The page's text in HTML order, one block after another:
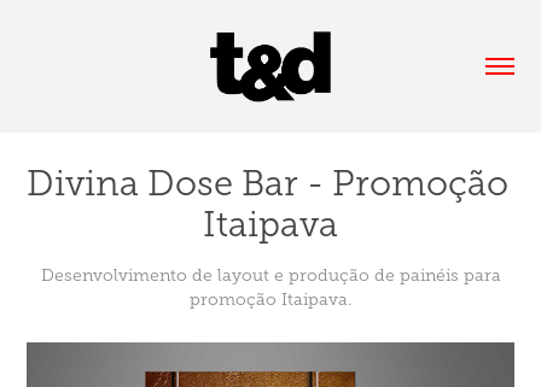
Divina Dose Bar - Promoção
Itaipava
Desenvolvimento de layout e produção de painéis para
promoção Itaipava.